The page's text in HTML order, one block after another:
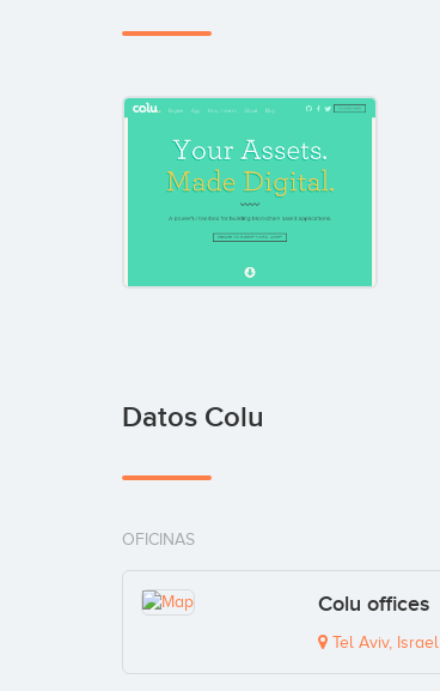
Datos Colu
OFICINAS
Colu offices
Tel Aviv, Israel